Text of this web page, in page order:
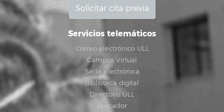
Solicitar cita previa
Servicios telemáticos
Correo electrónico ULL
Campus Virtual
Sede electrónica
Biblioteca digital
Directorio ULL
Buscador